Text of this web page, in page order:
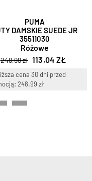
PUMA
DAMSKIE SUEDE JR
35511030
Różowe
248,99 zł 113,04 ZŁ
cena 30 dni przed
248.99 zł